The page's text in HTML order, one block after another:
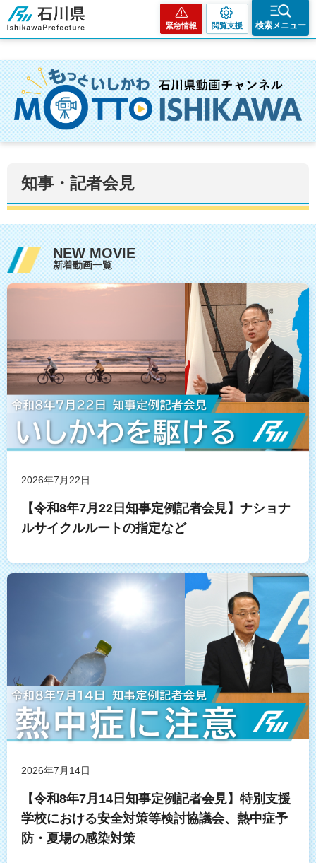
石川県
緊急情報 閲覧支援 検索メニュー
知事・記者会見
NEW MOVIE
新着動画一覧
2026年7月22日
【令和8年7月22日知事定例記者会見】ナショナ
ルサイクルルートの指定など
2026年7月14日
【令和8年7月14日知事定例記者会見】特別支援
学校における安全対策等検討協議会、熱中症予
防・夏場の感染対策